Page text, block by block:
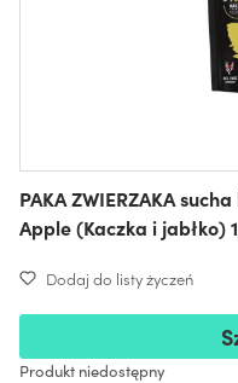
PAKA ZWIERZAKA
Apple (Kaczka i jabłko)
Dodaj do listy życzeń
Produkt niedostępny